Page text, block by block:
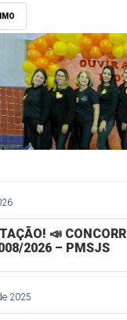
📣
2026 – PMSJS
2025